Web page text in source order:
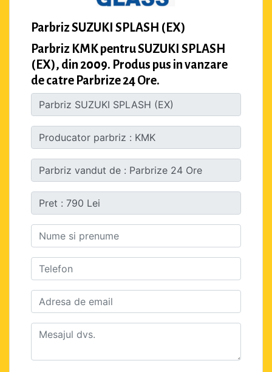
Parbriz SUZUKI SPLASH (EX)
Parbriz KMK pentru SUZUKI SPLASH
(EX), din 2009. Produs pus in vanzare
de catre Parbrize 24 Ore.